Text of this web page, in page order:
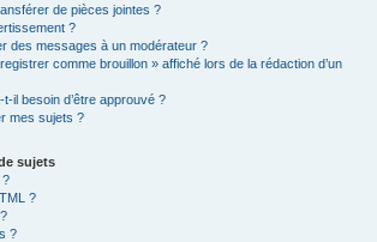
de pièces jointes ?
?
des messages à un modérateur ?
comme brouillon » affiché lors de la rédaction d’un
il besoin d’être approuvé ?
mes sujets ?
sujets
?
?
?